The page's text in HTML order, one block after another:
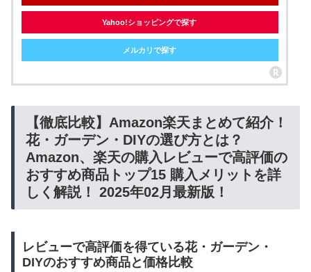
Yahoo!ショッピングで探す
メルカリで探す
【徹底比較】Amazon楽天まとめて紹介！
花・ガーデン・DIYの選び方とは？
Amazon、楽天の購入レビューで高評価の
おすすめ商品トップ15 購入メリットを詳
しく解説！ 2025年02月最新版！
レビューで高評価を得ている花・ガーデン・
DIYのおすすめ商品と価格比較